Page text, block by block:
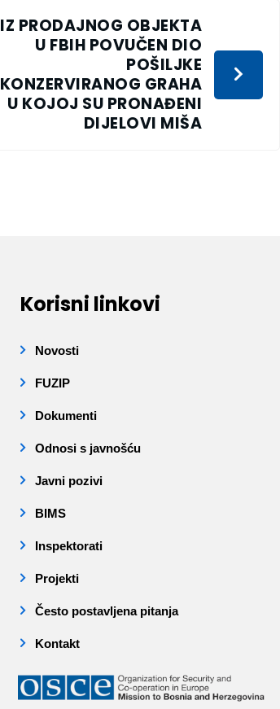
IZ PRODAJNOG OBJEKTA
U FBIH POVUČEN DIO
POŠILJKE
KONZERVIRANOG GRAHA
U KOJOJ SU PRONAĐENI
DIJELOVI MIŠA
Korisni linkovi
Novosti
FUZIP
Dokumenti
Odnosi s javnošću
Javni pozivi
BIMS
Inspektorati
Projekti
Često postavljena pitanja
Kontakt